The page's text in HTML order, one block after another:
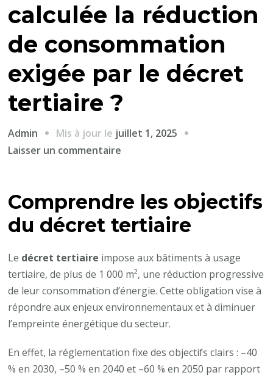
calculée la réduction
de consommation
exigée par le décret
tertiaire ?
Admin Mis à jour le juillet 1, 2025
Laisser un commentaire
calculée
réduction
consommation
exigée
par
le
décret
tertiaire
?
Comprendre les objectifs
du décret tertiaire
Le décret tertiaire impose aux bâtiments à usage
tertiaire, de plus de 1 000 m², une réduction progressive
de leur consommation d’énergie. Cette obligation vise à
répondre aux enjeux environnementaux et à diminuer
l’empreinte énergétique du secteur.
En effet, la réglementation fixe des objectifs clairs : –40
% en 2030, –50 % en 2040 et –60 % en 2050 par rapport